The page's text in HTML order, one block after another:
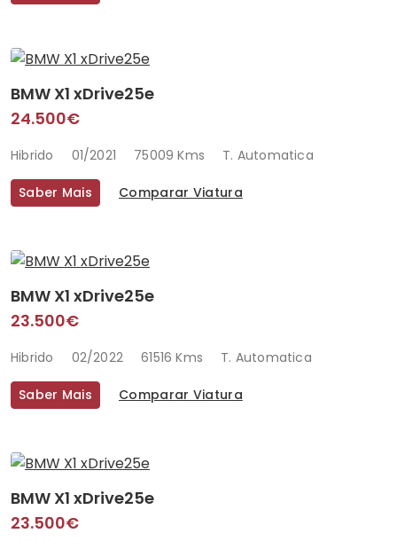
BMW X1 xDrive25e
24.500€
Hibrido 01/2021 75009 Kms T. Automatica
Saber Mais Comparar Viatura
BMW X1 xDrive25e
23.500€
Hibrido 02/2022 61516 Kms T. Automatica
Saber Mais Comparar Viatura
BMW X1 xDrive25e
23.500€